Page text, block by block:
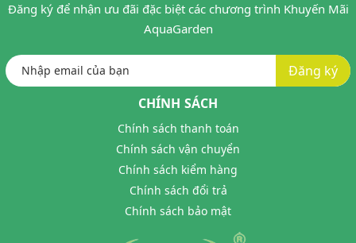
Đăng ký để nhận ưu đãi đặc biệt các chương trình Khuyến Mãi
AquaGarden
Đăng ký
CHÍNH SÁCH
Chính sách thanh toán
Chính sách vận chuyển
Chính sách kiểm hàng
Chính sách đổi trả
Chính sách bảo mật